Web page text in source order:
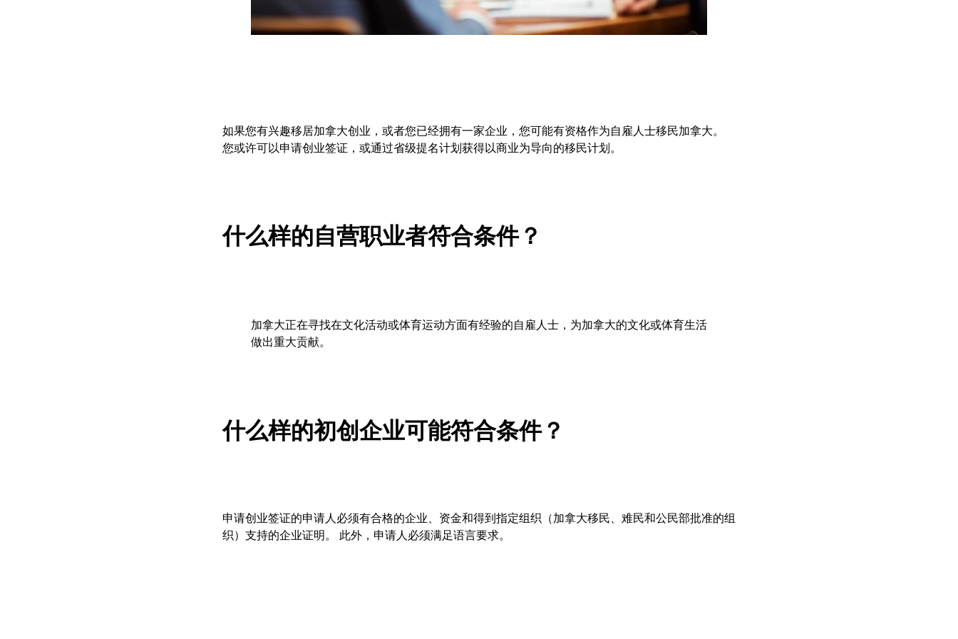
如果您有兴趣移居加拿大创业，或者您已经拥有一家企业，您可能有资格作为自雇人士移民加拿大。
您或许可以申请创业签证，或通过省级提名计划获得以商业为导向的移民计划。
什么样的自营职业者符合条件？
加拿大正在寻找在文化活动或体育运动方面有经验的自雇人士，为加拿大的文化或体育生活
做出重大贡献。
什么样的初创企业可能符合条件？
申请创业签证的申请人必须有合格的企业、资金和得到指定组织（加拿大移民、难民和公民部批准的组
织）支持的企业证明。 此外，申请人必须满足语言要求。